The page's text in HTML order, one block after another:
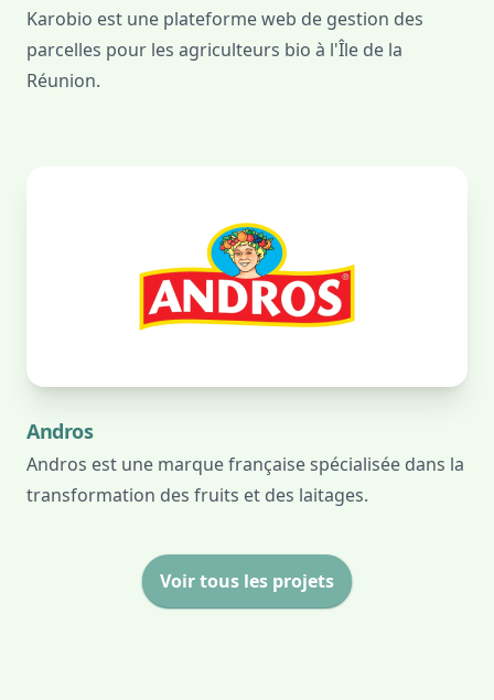
Karobio est une plateforme web de gestion des
parcelles pour les agriculteurs bio à l'Île de la
Réunion.
Andros
Andros est une marque française spécialisée dans la
transformation des fruits et des laitages.
Voir tous les projets